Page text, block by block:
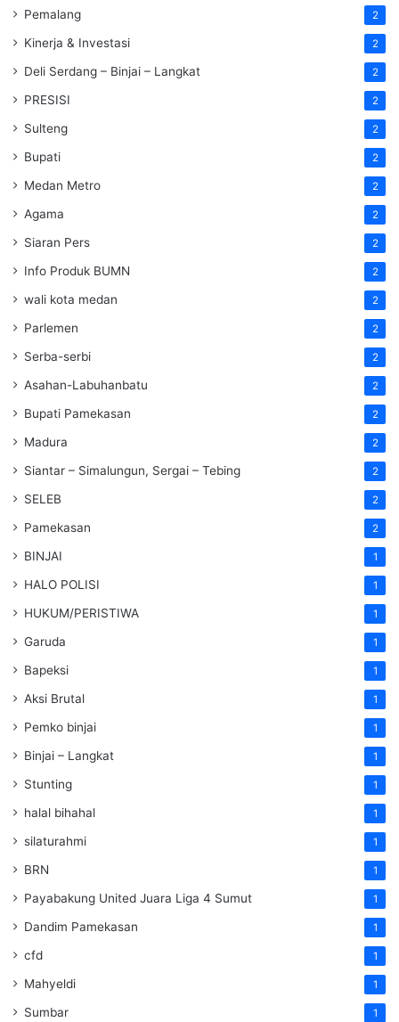
Pemalang 2
Kinerja & Investasi 2
Deli Serdang – Binjai – Langkat 2
PRESISI 2
Sulteng 2
Bupati 2
Medan Metro 2
Agama 2
Siaran Pers 2
Info Produk BUMN 2
wali kota medan 2
Parlemen 2
Serba-serbi 2
Asahan-Labuhanbatu 2
Bupati Pamekasan 2
Madura 2
Siantar – Simalungun, Sergai – Tebing 2
SELEB 2
Pamekasan 2
BINJAI 1
HALO POLISI 1
HUKUM/PERISTIWA 1
Garuda 1
Bapeksi 1
Aksi Brutal 1
Pemko binjai 1
Binjai – Langkat 1
Stunting 1
halal bihahal 1
silaturahmi 1
BRN 1
Payabakung United Juara Liga 4 Sumut 1
Dandim Pamekasan 1
cfd 1
Mahyeldi 1
Sumbar 1